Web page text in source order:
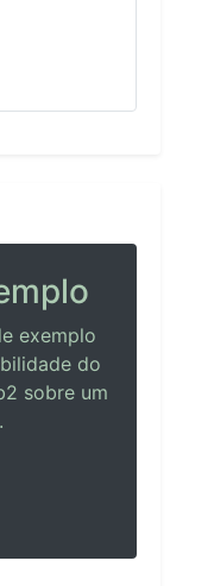
exemplo
do
sobre um